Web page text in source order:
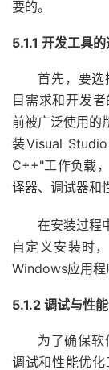
要的。
5.1.1 开发工具
首先，要
目需求和开发
前被广泛使用的
装Visual
C++"工作负载
译器、调试器和
在安装过程
自定义安装时
Windows应用程
5.1.2 调试与性
为了确保
调试和性能优